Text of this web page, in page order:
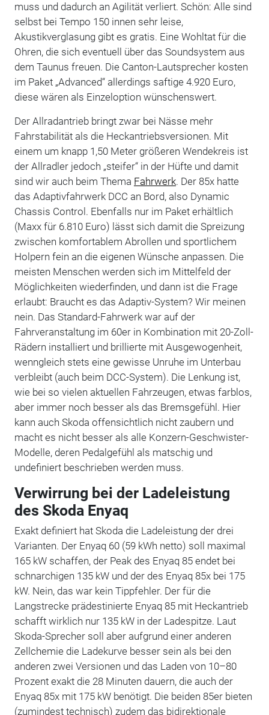
muss und dadurch an Agilität verliert. Schön: Alle sind
selbst bei Tempo 150 innen sehr leise,
Akustikverglasung gibt es gratis. Eine Wohltat für die
Ohren, die sich eventuell über das Soundsystem aus
dem Taunus freuen. Die Canton-Lautsprecher kosten
im Paket „Advanced“ allerdings saftige 4.920 Euro,
diese wären als Einzeloption wünschenswert.
Der Allradantrieb bringt zwar bei Nässe mehr
Fahrstabilität als die Heckantriebsversionen. Mit
einem um knapp 1,50 Meter größeren Wendekreis ist
der Allradler jedoch „steifer“ in der Hüfte und damit
sind wir auch beim Thema Fahrwerk. Der 85x hatte
das Adaptivfahrwerk DCC an Bord, also Dynamic
Chassis Control. Ebenfalls nur im Paket erhältlich
(Maxx für 6.810 Euro) lässt sich damit die Spreizung
zwischen komfortablem Abrollen und sportlichem
Holpern fein an die eigenen Wünsche anpassen. Die
meisten Menschen werden sich im Mittelfeld der
Möglichkeiten wiederfinden, und dann ist die Frage
erlaubt: Braucht es das Adaptiv-System? Wir meinen
nein. Das Standard-Fahrwerk war auf der
Fahrveranstaltung im 60er in Kombination mit 20-Zoll-
Rädern installiert und brillierte mit Ausgewogenheit,
wenngleich stets eine gewisse Unruhe im Unterbau
verbleibt (auch beim DCC-System). Die Lenkung ist,
wie bei so vielen aktuellen Fahrzeugen, etwas farblos,
aber immer noch besser als das Bremsgefühl. Hier
kann auch Skoda offensichtlich nicht zaubern und
macht es nicht besser als alle Konzern-Geschwister-
Modelle, deren Pedalgefühl als matschig und
undefiniert beschrieben werden muss.
Verwirrung bei der Ladeleistung
des Skoda Enyaq
Exakt definiert hat Skoda die Ladeleistung der drei
Varianten. Der Enyaq 60 (59 kWh netto) soll maximal
165 kW schaffen, der Peak des Enyaq 85 endet bei
schnarchigen 135 kW und der des Enyaq 85x bei 175
kW. Nein, das war kein Tippfehler. Der für die
Langstrecke prädestinierte Enyaq 85 mit Heckantrieb
schafft wirklich nur 135 kW in der Ladespitze. Laut
Skoda-Sprecher soll aber aufgrund einer anderen
Zellchemie die Ladekurve besser sein als bei den
anderen zwei Versionen und das Laden von 10–80
Prozent exakt die 28 Minuten dauern, die auch der
Enyaq 85x mit 175 kW benötigt. Die beiden 85er bieten
(zumindest technisch) zudem das bidirektionale